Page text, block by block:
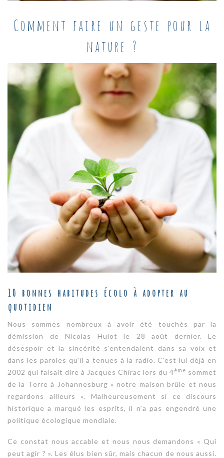
Comment faire un geste pour la
nature ?
10 bonnes habitudes écolo à adopter au
quotidien
Nous sommes nombreux à avoir été touchés par la
démission de Nicolas Hulot le 28 août dernier. Le
désespoir et la sincérité s’entendaient dans sa voix et
dans les paroles qu’il a tenues à la radio. C’est lui déjà en
2002 qui faisait dire à Jacques Chirac lors du 4ème sommet
de la Terre à Johannesburg « notre maison brûle et nous
regardons ailleurs ». Malheureusement si ce discours
historique a marqué les esprits, il n’a pas engendré une
politique écologique mondiale.
Ce constat nous accable et nous nous demandons « Qui
peut agir ? ». Les élus bien sûr, mais chacun de nous aussi.